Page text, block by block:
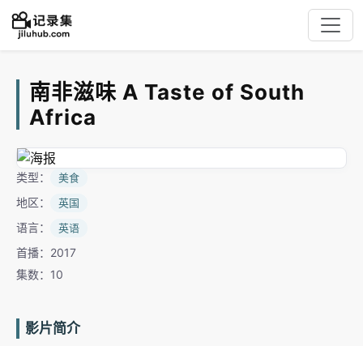
南非滋味 A Taste of South
Africa
类型： 美食
地区： 英国
语言： 英语
首播：2017
集数：10
影片简介